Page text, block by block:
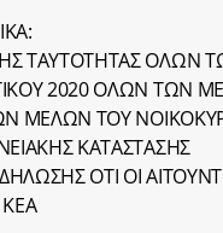
ΤΑΥΤΟΤΗΤΑΣ ΟΛΩΝ
2020 ΟΛΩΝ ΤΩΝ
ΜΕΛΩΝ ΤΟΥ
ΚΑΤΑΣΤΑΣΗΣ
ΟΤΙ ΟΙ